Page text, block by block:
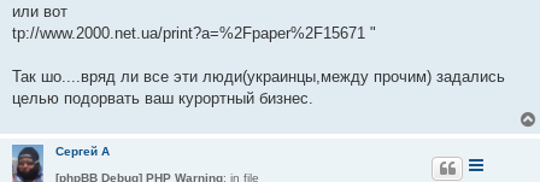
или вот
tp://www.2000.net.ua/print?a=%2Fpaper%2F15671 "
Так шо....вряд ли все эти люди(украинцы,между прочим) задались
целью подорвать ваш курортный бизнес.
Сергей А
[phpBB Debug] PHP Warning: in file